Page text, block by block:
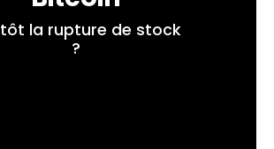
la rupture de stock
?